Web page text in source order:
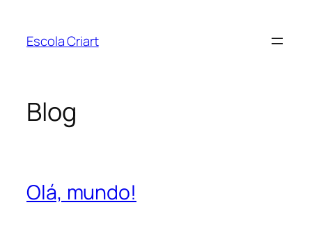
Escola Criart
Blog
Olá, mundo!